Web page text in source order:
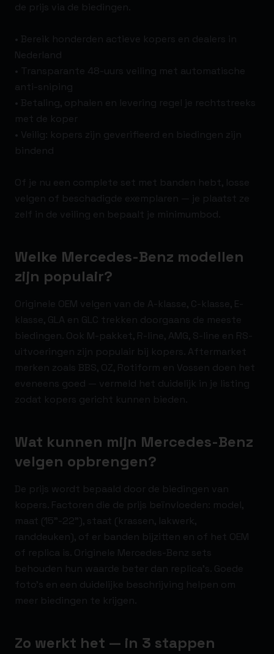
de prijs via de biedingen.
• Bereik honderden actieve kopers en dealers in
Nederland
• Transparante 48-uurs veiling met automatische
anti-sniping
• Betaling, ophalen en levering regel je rechtstreeks
met de koper
• Veilig: kopers zijn geverifieerd en biedingen zijn
bindend
Of je nu een complete set met banden hebt, losse
velgen of beschadigde exemplaren — je plaatst ze
zelf in de veiling en bepaalt je minimumbod.
Welke Mercedes-Benz modellen
zijn populair?
Originele OEM velgen van de A-klasse, C-klasse, E-
klasse, GLA en GLC trekken doorgaans de meeste
biedingen. Ook M-pakket, R-line, AMG, S-line en RS-
uitvoeringen zijn populair bij kopers. Aftermarket
merken zoals BBS, OZ, Rotiform en Vossen doen het
eveneens goed — vermeld het duidelijk in je listing
zodat kopers gericht kunnen bieden.
Wat kunnen mijn Mercedes-Benz
velgen opbrengen?
De prijs wordt bepaald door de biedingen van
kopers. Factoren die de prijs beïnvloeden: model,
maat (15"-22"), staat (krassen, lakwerk,
randdeuken), of er banden bijzitten en of het OEM
of replica is. Originele Mercedes-Benz sets
behouden hun waarde beter dan replica's. Goede
foto's en een duidelijke beschrijving helpen om
meer biedingen te krijgen.
Zo werkt het — in 3 stappen